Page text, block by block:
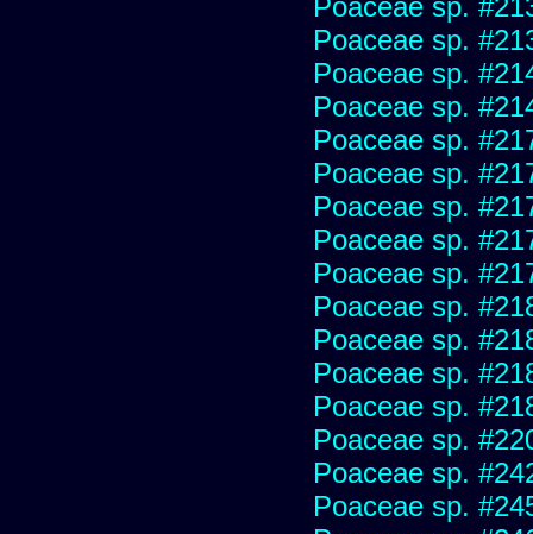
Poaceae sp.
Poaceae sp.
Poaceae sp.
Poaceae sp.
Poaceae sp.
Poaceae sp.
Poaceae sp.
Poaceae sp.
Poaceae sp.
Poaceae sp.
Poaceae sp.
Poaceae sp.
Poaceae sp.
Poaceae sp.
Poaceae sp.
Poaceae sp.